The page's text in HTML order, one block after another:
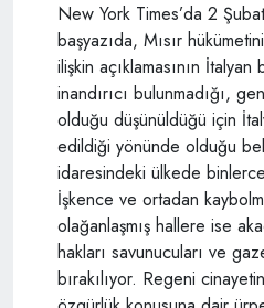
New York Times’da 2
başyazıda, Mısır
ilişkin açıklamasının İtalyan
inandırıcı bulunmadığı,
olduğu düşünüldüğü için
edildiği yönünde olduğu
idaresindeki ülkede binlerce
İşkence ve ortadan
olağanlaşmış hallere ise
hakları savunucuları ve
bırakılıyor. Regeni